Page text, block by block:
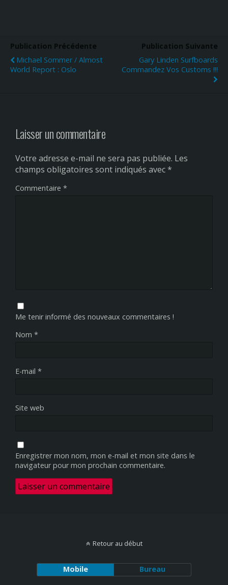
Publication Précédente
Michael Sommer / Almost
World Report : Oslo
Publication Suivante
Gary Linden Surfboards
Commandez Vos Customs !!!
Laisser un commentaire
Votre adresse e-mail ne sera pas publiée. Les
champs obligatoires sont indiqués avec*
Commentaire *
Me tenir informé des nouveaux commentaires !
Nom *
E-mail *
Site web
Enregistrer mon nom, mon e-mail et mon site dans le
navigateur pour mon prochain commentaire.
Retour au début
Mobile Bureau